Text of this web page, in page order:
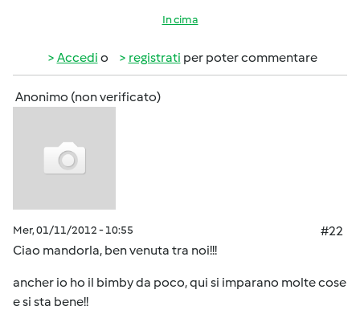
In cima
Accedi o registrati per poter commentare
Anonimo (non verificato)
Mer, 01/11/2012 - 10:55
#22
Ciao mandorla, ben venuta tra noi!!!
ancher io ho il bimby da poco, qui si imparano molte cose
e si sta bene!!